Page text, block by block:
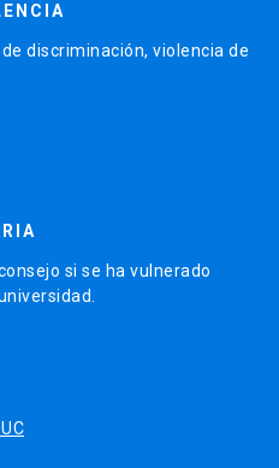
discriminación, violencia de
si se ha vulnerado